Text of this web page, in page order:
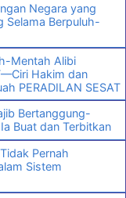
Negara yang
Selama Berpuluh-
Mentah Alibi
Hakim dan
PERADILAN SESAT
Bertanggung-
Buat dan Terbitkan
Pernah
Sistem